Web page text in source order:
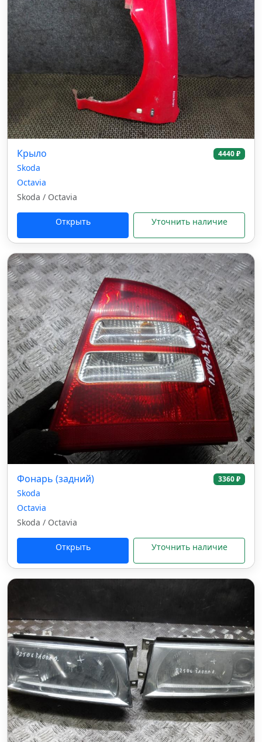
Крыло 4440 ₽
Skoda
Octavia
Skoda / Octavia
Открыть Уточнить наличие
Фонарь (задний) 3360 ₽
Skoda
Octavia
Skoda / Octavia
Открыть Уточнить наличие